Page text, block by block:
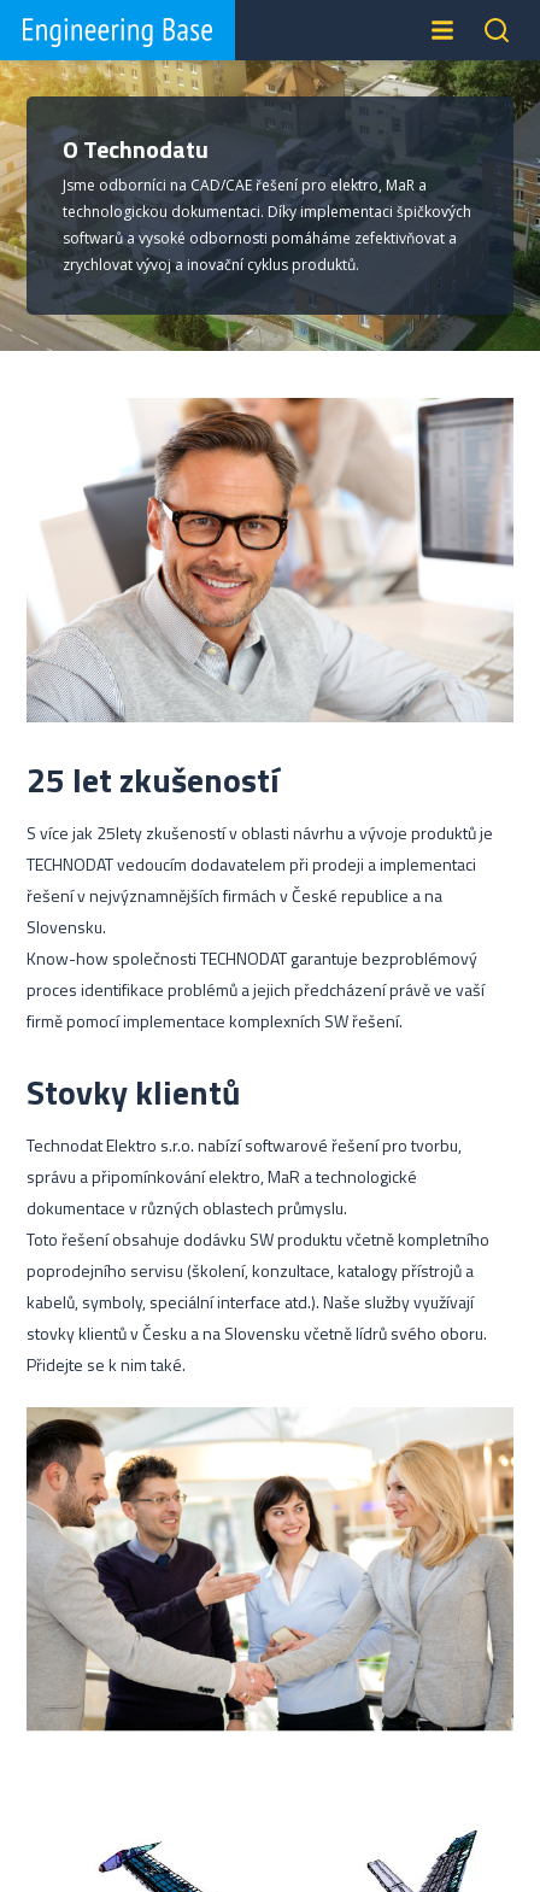
O Technodatu
Jsme odborníci na CAD/CAE řešení pro elektro, MaR a
technologickou dokumentaci. Díky implementaci špičkových
softwarů a vysoké odbornosti pomáháme zefektivňovat a
zrychlovat vývoj a inovační cyklus produktů.
25 let zkušeností
S více jak 25lety zkušeností v oblasti návrhu a vývoje produktů je
TECHNODAT vedoucím dodavatelem při prodeji a implementaci
řešení v nejvýznamnějších firmách v České republice a na
Slovensku.
Know-how společnosti TECHNODAT garantuje bezproblémový
proces identifikace problémů a jejich předcházení právě ve vaší
firmě pomocí implementace komplexních SW řešení.
Stovky klientů
Technodat Elektro s.r.o. nabízí softwarové řešení pro tvorbu,
správu a připomínkování elektro, MaR a technologické
dokumentace v různých oblastech průmyslu.
Toto řešení obsahuje dodávku SW produktu včetně kompletního
poprodejního servisu (školení, konzultace, katalogy přístrojů a
kabelů, symboly, speciální interface atd.). Naše služby využívají
stovky klientů v Česku a na Slovensku včetně lídrů svého oboru.
Přidejte se k nim také.